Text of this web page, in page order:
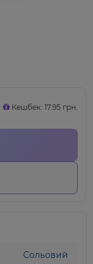
Кешбек: 17.95 грн.
Сольовий